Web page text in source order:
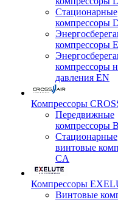
Стационарные
компрессоры
компрессоры
компрессоры
давления EN
Компрессоры
Передвижные
компрессоры
Стационарные
винтовые
CA
Компрессоры
Винтовые